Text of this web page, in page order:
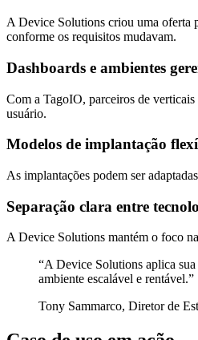
A Device Solutions criou uma oferta
conforme os requisitos mudavam.
Dashboards e ambientes
Com a TagoIO, parceiros de verticais
usuário.
Modelos de implantação
As implantações podem ser
Separação clara entre
A Device Solutions mantém o foco
“A Device Solutions aplica
ambiente escalável e rentável.”
Tony Sammarco, Diretor de